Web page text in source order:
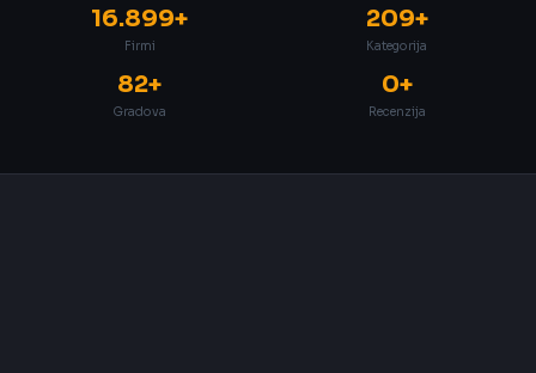
16.899+
Firmi
209+
Kategorija
82+
Gradova
0+
Recenzija